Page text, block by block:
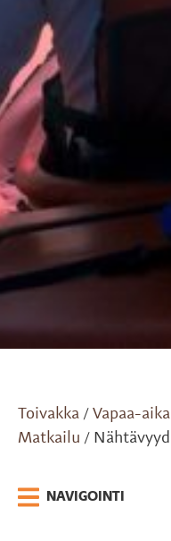
Toivakka / Vapaa-
Matkailu /
NAVIGOINTI